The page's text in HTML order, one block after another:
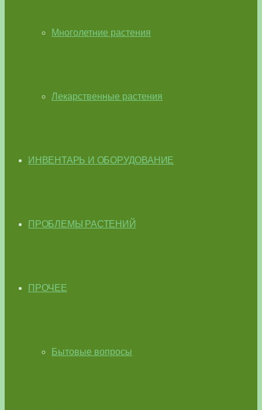
Многолетние растения
Лекарственные растения
ИНВЕНТАРЬ И ОБОРУДОВАНИЕ
ПРОБЛЕМЫ РАСТЕНИЙ
ПРОЧЕЕ
Бытовые вопросы